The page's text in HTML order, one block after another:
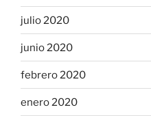
julio 2020
junio 2020
febrero 2020
enero 2020